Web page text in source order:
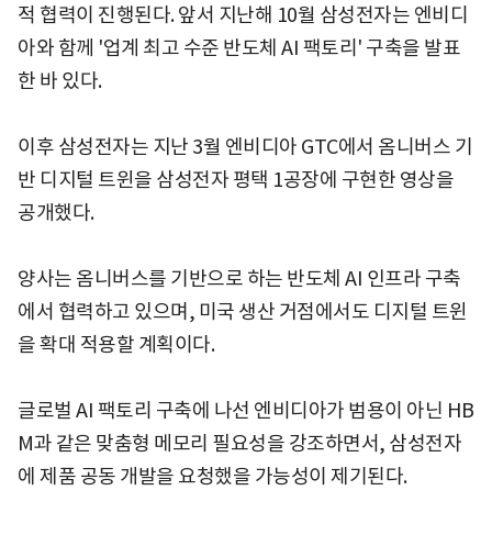
적 협력이 진행된다. 앞서 지난해 10월 삼성전자는 엔비디
아와 함께 '업계 최고 수준 반도체 AI 팩토리' 구축을 발표
한 바 있다.
이후 삼성전자는 지난 3월 엔비디아 GTC에서 옴니버스 기
반 디지털 트윈을 삼성전자 평택 1공장에 구현한 영상을
공개했다.
양사는 옴니버스를 기반으로 하는 반도체 AI 인프라 구축
에서 협력하고 있으며, 미국 생산 거점에서도 디지털 트윈
을 확대 적용할 계획이다.
글로벌 AI 팩토리 구축에 나선 엔비디아가 범용이 아닌 HB
M과 같은 맞춤형 메모리 필요성을 강조하면서, 삼성전자
에 제품 공동 개발을 요청했을 가능성이 제기된다.